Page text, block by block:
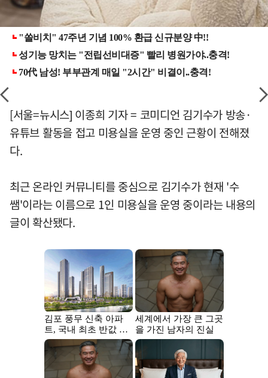
[서울=뉴시스] 이종희 기자 = 코미디언 김기수가 방송·
유튜브 활동을 접고 미용실을 운영 중인 근황이 전해졌
다.
최근 온라인 커뮤니티를 중심으로 김기수가 현재 '수
쌤'이라는 이름으로 1인 미용실을 운영 중이라는 내용의
글이 확산됐다.